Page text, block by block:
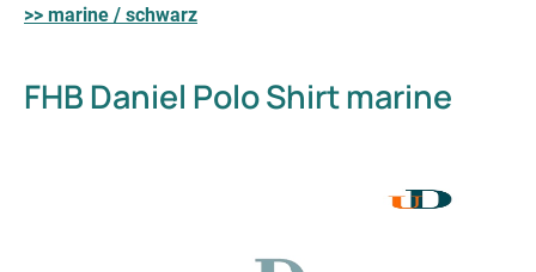
>> marine / schwarz
FHB Daniel Polo Shirt marine